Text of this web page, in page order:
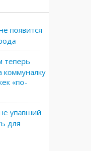
появится
теперь
коммуналку
«по-
упавший
для